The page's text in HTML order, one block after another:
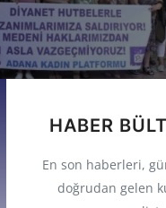
HABER
En son haberleri,
doğrudan gelen
Tepki
...